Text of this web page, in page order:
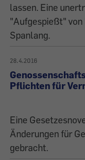
lassen. Eine
"Aufgespießt" von
Spanlang.
28.4.2016
Pflichten für
Eine
Änderungen für
gebracht.